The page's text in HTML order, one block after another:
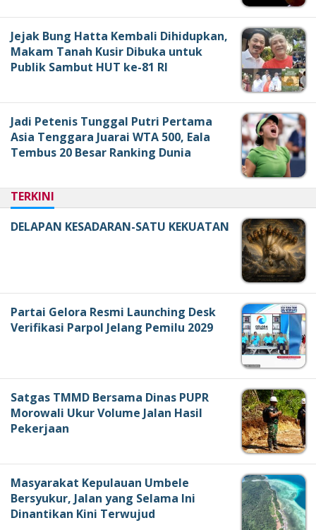
Jejak Bung Hatta Kembali Dihidupkan,
Makam Tanah Kusir Dibuka untuk
Publik Sambut HUT ke-81 RI
Jadi Petenis Tunggal Putri Pertama
Asia Tenggara Juarai WTA 500, Eala
Tembus 20 Besar Ranking Dunia
TERKINI
DELAPAN KESADARAN-SATU KEKUATAN
Partai Gelora Resmi Launching Desk
Verifikasi Parpol Jelang Pemilu 2029
Satgas TMMD Bersama Dinas PUPR
Morowali Ukur Volume Jalan Hasil
Pekerjaan
Masyarakat Kepulauan Umbele
Bersyukur, Jalan yang Selama Ini
Dinantikan Kini Terwujud